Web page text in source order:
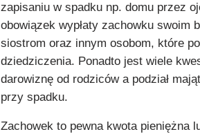
zapisaniu w spadku np. domu przez
obowiązek wypłaty zachowku swoim
siostrom oraz innym osobom, które
dziedziczenia. Ponadto jest wiele
darowiznę od rodziców a podział
przy spadku.
Zachowek to pewna kwota pieniężna